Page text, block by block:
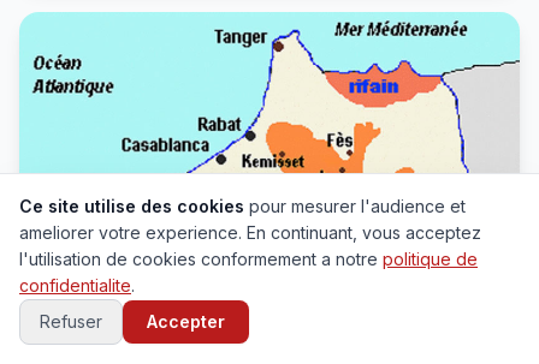
Ce site utilise des cookies pour mesurer l'audience et
ameliorer votre experience. En continuant, vous acceptez
l'utilisation de cookies conformement a notre politique de
confidentialite.
Refuser
Accepter